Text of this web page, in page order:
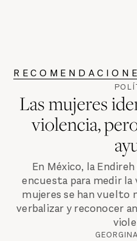
Las mujeres
violencia,
En México, la
encuesta para medir la
mujeres se han vuelto
verbalizar y reconocer